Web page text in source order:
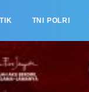
TNI POLRI